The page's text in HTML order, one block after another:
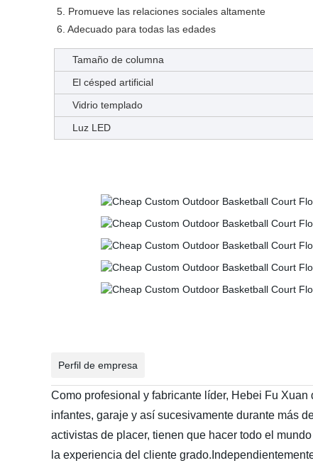
5. Promueve las relaciones sociales altamente
6. Adecuado para todas las edades
Tamaño de columna
El césped artificial
Vidrio templado
Luz LED
Perfil de empresa
Como profesional y fabricante líder, Hebei Fu
infantes, garaje y así sucesivamente durante más
activistas de placer, tienen que hacer todo el
la experiencia del cliente